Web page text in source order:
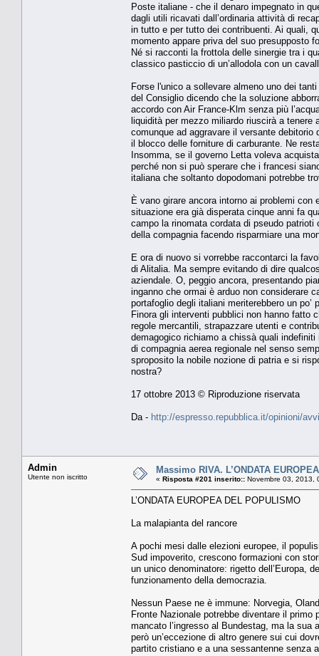
Poste italiane - che il denaro impegnato in
dagli utili ricavati dall’ordinaria attività di
in tutto e per tutto dei contribuenti. Ai quali,
momento appare priva del suo presupposto
Né si racconti la frottola delle sinergie tra i
classico pasticcio di un’allodola con un
Forse l'unico a sollevare almeno uno dei
del Consiglio dicendo che la soluzione
accordo con Air France-Klm senza più
liquidità per mezzo miliardo riuscirà a tenere
comunque ad aggravare il versante debitorio
il blocco delle forniture di carburante. Ne
Insomma, se il governo Letta voleva
perché non si può sperare che i francesi
italiana che soltanto dopodomani potrebbe
È vano girare ancora intorno ai problemi
situazione era già disperata cinque anni fa
campo la rinomata cordata di pseudo
della compagnia facendo risparmiare una
E ora di nuovo si vorrebbe raccontarci la
di Alitalia. Ma sempre evitando di dire
aziendale. O, peggio ancora, presentando
inganno che ormai è arduo non considerare
portafoglio degli italiani meriterebbero un
Finora gli interventi pubblici non hanno fatto
regole mercantili, strapazzare utenti e
demagogico richiamo a chissà quali
di compagnia aerea regionale nel senso
sproposito la nobile nozione di patria e si
nostra?
17 ottobre 2013 © Riproduzione riservata
Da - http://espresso.repubblica.it/opinioni/
Admin
Utente non iscritto
Massimo RIVA. L’ONDATA
« Risposta #201 inserito:: Novembre 03, 2013,
L’ONDATA EUROPEA DEL POPULISMO
La malapianta del rancore
A pochi mesi dalle elezioni europee, il
Sud impoverito, crescono formazioni con
un unico denominatore: rigetto dell’Europa,
funzionamento della democrazia.
Nessun Paese ne è immune: Norvegia,
Fronte Nazionale potrebbe diventare il
mancato l’ingresso al Bundestag, ma la sua
però un’eccezione di altro genere sui cui
partito cristiano e a una sessantenne senza